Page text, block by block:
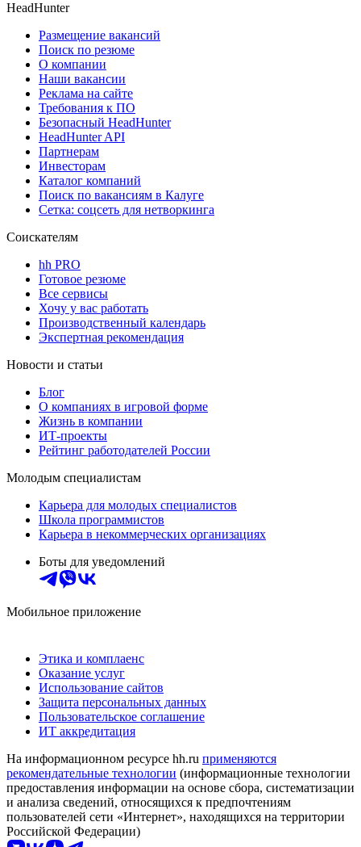
HeadHunter
Размещение вакансий
Поиск по резюме
О компании
Наши вакансии
Реклама на сайте
Требования к ПО
Безопасный HeadHunter
HeadHunter API
Партнерам
Инвесторам
Каталог компаний
Поиск по вакансиям в Калуге
Сетка: соцсеть для нетворкинга
Соискателям
hh PRO
Готовое резюме
Все сервисы
Хочу у вас работать
Производственный календарь
Экспертная рекомендация
Новости и статьи
Блог
О компаниях в игровой форме
Жизнь в компании
ИТ-проекты
Рейтинг работодателей России
Молодым специалистам
Карьера для молодых специалистов
Школа программистов
Карьера в некоммерческих организациях
Боты для уведомлений
Мобильное приложение
Этика и комплаенс
Оказание услуг
Использование сайтов
Защита персональных данных
Пользовательское соглашение
ИТ аккредитация
На информационном ресурсе hh.ru применяются
рекомендательные технологии (информационные технологии
предоставления информации на основе сбора, систематизации
и анализа сведений, относящихся к предпочтениям
пользователей сети «Интернет», находящихся на территории
Российской Федерации)